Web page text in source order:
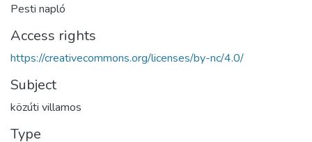
Pesti napló
Access rights
https://creativecommons.org/licenses/by-nc/4.0/
Subject
közúti villamos
Type